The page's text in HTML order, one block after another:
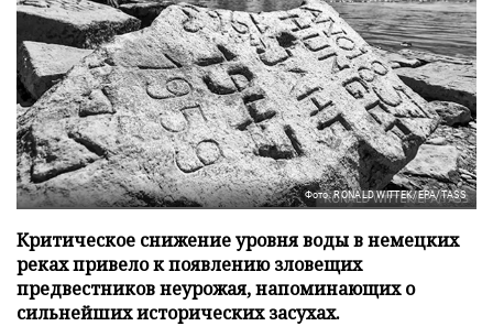
Фото: RONALD WITTEK/EPA/TASS
Критическое снижение уровня воды в немецких
реках привело к появлению зловещих
предвестников неурожая, напоминающих о
сильнейших исторических засухах.